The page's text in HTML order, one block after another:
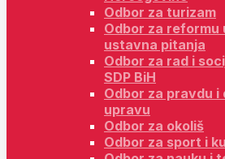
Odbor za turizam
Odbor za reformu
ustavna pitanja
Odbor za rad i
SDP BiH
Odbor za pravdu i
upravu
Odbor za okoliš
Odbor za sport i